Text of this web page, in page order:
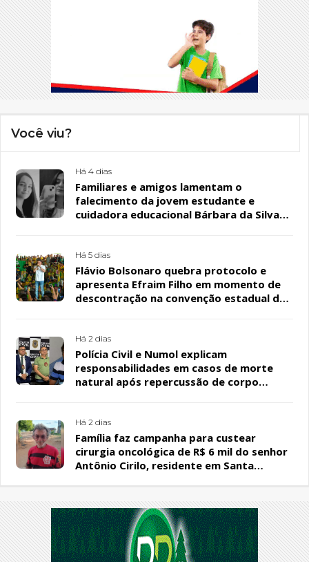
Você viu?
Há 4 dias
Familiares e amigos lamentam o
falecimento da jovem estudante e
cuidadora educacional Bárbara da Silva
Há 5 dias
Flávio Bolsonaro quebra protocolo e
apresenta Efraim Filho em momento de
descontração na convenção estadual do
Há 2 dias
Polícia Civil e Numol explicam
responsabilidades em casos de morte
natural após repercussão de corpo
Há 2 dias
Família faz campanha para custear
cirurgia oncológica de R$ 6 mil do senhor
Antônio Cirilo, residente em Santa